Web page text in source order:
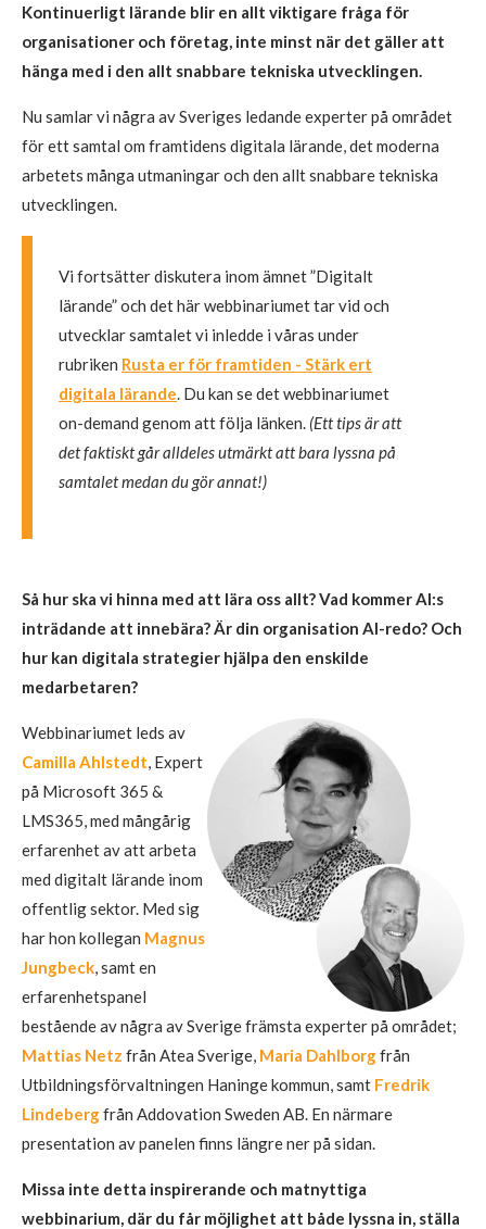
Kontinuerligt lärande blir en allt viktigare fråga för
organisationer och företag, inte minst när det gäller att
hänga med i den allt snabbare tekniska utvecklingen.
Nu samlar vi några av Sveriges ledande experter på området
för ett samtal om framtidens digitala lärande, det moderna
arbetets många utmaningar och den allt snabbare tekniska
utvecklingen.
Vi fortsätter diskutera inom ämnet ”Digitalt
lärande” och det här webbinariumet tar vid och
utvecklar samtalet vi inledde i våras under
rubriken Rusta er för framtiden - Stärk ert
digitala lärande. Du kan se det webbinariumet
on-demand genom att följa länken. (Ett tips är att
det faktiskt går alldeles utmärkt att bara lyssna på
samtalet medan du gör annat!)
Så hur ska vi hinna med att lära oss allt? Vad kommer AI:s
inträdande att innebära? Är din organisation AI-redo? Och
hur kan digitala strategier hjälpa den enskilde
medarbetaren?
Webbinariumet leds av
Camilla Ahlstedt, Expert
på Microsoft 365 &
LMS365, med mångårig
erfarenhet av att arbeta
med digitalt lärande inom
offentlig sektor. Med sig
har hon kollegan Magnus
Jungbeck, samt en
erfarenhetspanel
bestående av några av Sverige främsta experter på området;
Mattias Netz från Atea Sverige, Maria Dahlborgfrån
Utbildningsförvaltningen Haninge kommun, samt Fredrik
Lindebergfrån Addovation Sweden AB. En närmare
presentation av panelen finns längre ner på sidan.
Missa inte detta inspirerande och matnyttiga
webbinarium, där du får möjlighet att både lyssna in, ställa